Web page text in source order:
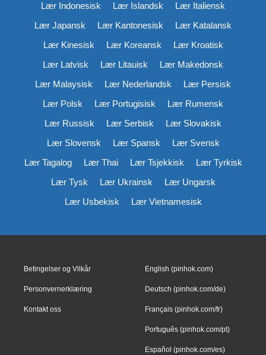
Lær Indonesisk
Lær Islandsk
Lær Italiensk
Lær Japansk
Lær Kantonesisk
Lær Katalansk
Lær Kinesisk
Lær Koreansk
Lær Kroatisk
Lær Latvisk
Lær Litauisk
Lær Makedonsk
Lær Malaysisk
Lær Nederlandsk
Lær Persisk
Lær Polsk
Lær Portugisisk
Lær Rumensk
Lær Russisk
Lær Serbisk
Lær Slovakisk
Lær Slovensk
Lær Spansk
Lær Svensk
Lær Tagalog
Lær Thai Lær Tsjekkisk
Lær Tyrkisk
Lær Tysk
Lær Ukrainsk
Lær Ungarsk
Lær Usbekisk
Lær Vietnamesisk
Betingelser og Vilkår
Personvernerklæring
Kontakt oss
English (pinhok.com)
Deutsch (pinhok.com/de)
Français (pinhok.com/fr)
Português (pinhok.com/pt)
Español (pinhok.com/es)